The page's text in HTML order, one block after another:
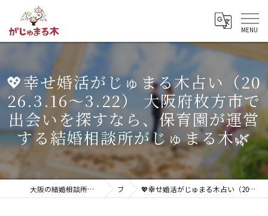
💖幸せ婚活がじゅまる木占い（20
26.3.16～3.22） 大阪府枚方市で
出会いを探すなら、保育園が運営
する結婚相談所がじゅまる木🌿
大阪の結婚相談所｜20代・無料相談・明瞭な料金「がじゅまる木」【枚方市】 ブログ 💖幸せ婚活がじゅまる木占い（2026.3.16～3.22） 大阪府枚方市で出会いを探すなら、保育園が運営する結婚相談所がじゅまる木🌿